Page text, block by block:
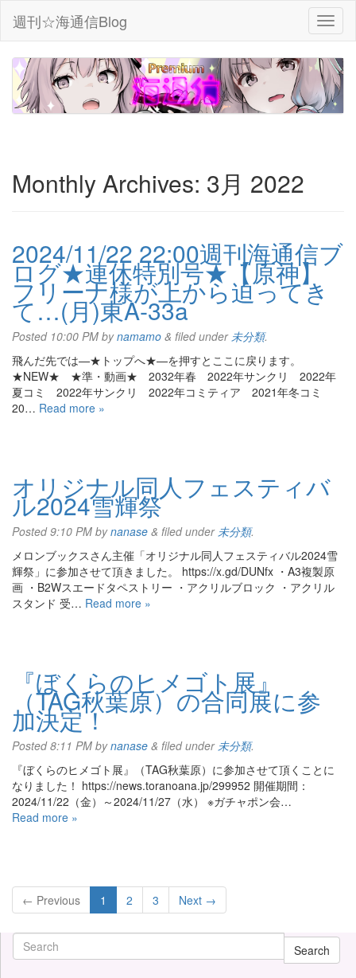
週刊☆海通信Blog
Monthly Archives: 3月 2022
2024/11/22 22:00週刊海通信ブ
ログ★連休特別号★【原神】
フリーナ様が上から迫ってき
て…(月)東A-33a
Posted 10:00 PM bynamamo & filed under未分類.
飛んだ先では—★トップへ★—を押すとここに戻ります。
★NEW★ ★準・動画★ 2032年春 2022年サンクリ 2022年
夏コミ 2022年サンクリ 2022年コミティア 2021年冬コミ
20… Read more »
オリジナル同人フェスティバ
ル2024雪輝祭
Posted9:10 PM bynanase & filed under未分類.
メロンブックスさん主催「オリジナル同人フェスティバル2024雪
輝祭」に参加させて頂きました。 https://x.gd/DUNfx ・A3複製原
画 ・B2Wスエードタペストリー ・アクリルブロック ・アクリル
スタンド 受… Read more »
『ぼくらのヒメゴト展』
（TAG秋葉原）の合同展に参
加決定！
Posted8:11 PM bynanase & filed under未分類.
『ぼくらのヒメゴト展』（TAG秋葉原）に参加させて頂くことに
なりました！ https://news.toranoana.jp/299952 開催期間：
2024/11/22（金）～2024/11/27（水） ※ガチャポン会…
Read more »
← Previous 1 2 3 Next →
Search